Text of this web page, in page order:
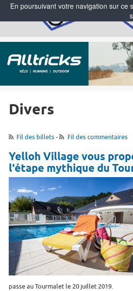
Divers
Fil des billets- Fil des commentaires
Yelloh Village vous
l'étape mythique du
passe au Tourmalet le 20 juillet 2019.
En poursuivant votre navigation sur ce